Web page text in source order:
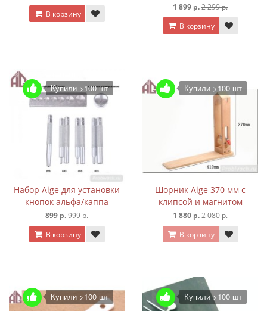
В корзину
1 899 р.2 299 р.
В корзину
Купили >100 шт
Набор Aige для установки
кнопок альфа/каппа
899 р.999 р.
В корзину
Купили >100 шт
Шорник Aige 370 мм с
клипсой и магнитом
1 880 р.2 080 р.
В корзину
Купили >100 шт Купили >100 шт